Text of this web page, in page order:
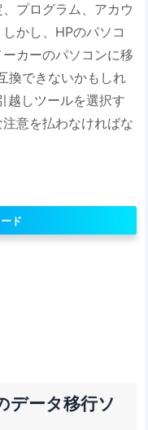
プログラム、アカウ
かし、HPのパソコ
カーのパソコンに移
換できないかもしれ
越しツールを選択す
意を払わなければな
ド
データ移行ソ